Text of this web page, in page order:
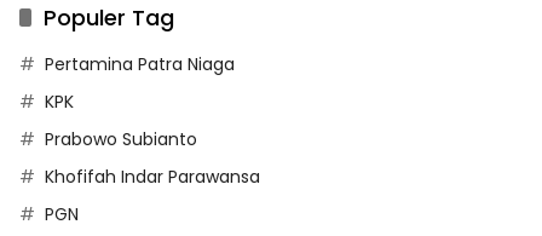
Populer Tag
Pertamina Patra Niaga
KPK
Prabowo Subianto
Khofifah Indar Parawansa
PGN